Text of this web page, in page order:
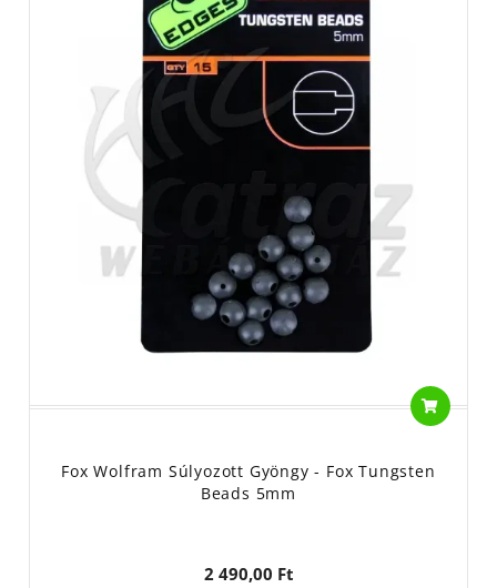
Fox Wolfram Súlyozott Gyöngy - Fox Tungsten
Beads 5mm
2 490,00 Ft